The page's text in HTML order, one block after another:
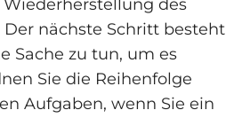
des
nächste Schritt besteht
Sache zu tun, um es
Sie die Reihenfolge
Aufgaben, wenn Sie ein